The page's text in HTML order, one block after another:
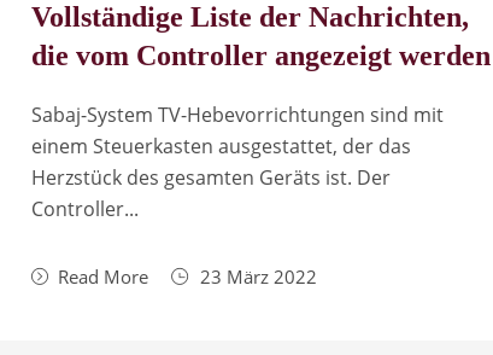
Vollständige Liste der Nachrichten,
die vom Controller angezeigt werden
Sabaj-System TV-Hebevorrichtungen sind mit
einem Steuerkasten ausgestattet, der das
Herzstück des gesamten Geräts ist. Der
Controller...
Read More 23 März 2022